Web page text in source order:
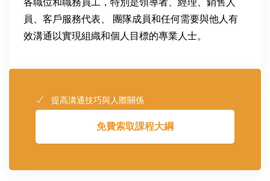
員、客戶服務代表、 團隊成員和任何需要與他人有
效溝通以實現組織和個人目標的專業人士。
提高溝通技巧與人際關係
免費索取課程大綱